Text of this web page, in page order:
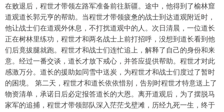
在败退后，程世才带领左路军准备前往新疆。途中，他得到了榆林窟
道观道长郭元亨的帮助。当程世才带领疲惫的战士到达道观附近时，
他让战士们在道观外休息，不打扰道观中的人。次日清晨，一位道长
正在树林里练功，程世才和两名战士上前打招呼，没想到道长看到他
们后竟拔腿就跑。程世才和战士们连忙追上，解释了自己的身份和来
意。经过一番交谈，道长才放下戒心，并答应提供帮助。程世才对此
感激万分。道长的援助如同雪中送炭，为程世才和战士们度过了暂时
的困境。 第二天，程世才和道长依依惜别，告别时程世才特意送上了
物资清单，承诺日后必定报答道长的大恩。离开道观后，为了摆脱马
家军的追捕，程世才带领部队深入茫茫戈壁滩，历经九死一生，终于